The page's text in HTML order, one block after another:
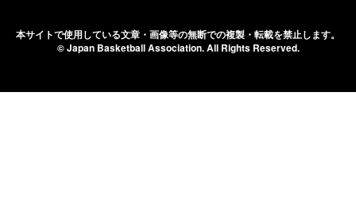
本サイトで使用している文章・画像等の無断での複製・転載を禁止します。
© Japan Basketball Association.All Rights Reserved.